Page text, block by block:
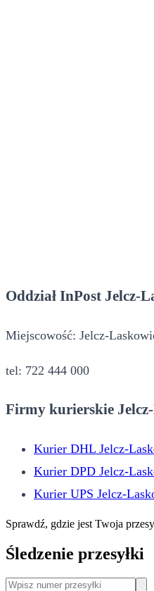
Oddział InPost Jelcz-
Miejscowość: Jelcz-
tel: 722 444 000
Firmy kurierskie
Kurier DHL Jelcz-
Kurier DPD Jelcz-
Kurier UPS Jelcz-
Sprawdź, gdzie jest Twoja
Śledzenie przesyłki